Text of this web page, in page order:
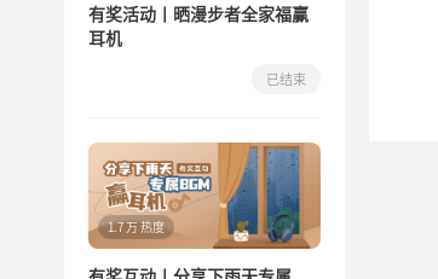
有奖活动丨晒漫步者全家福赢
耳机
已结束
1.7 万 热度